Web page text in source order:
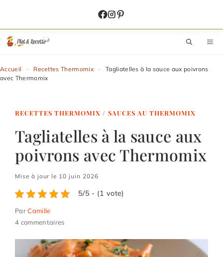
contenu
Accueil - Recettes Thermomix -
Tagliatelles à la sauce aux poivrons
avec Thermomix
RECETTES THERMOMIX / SAUCES AU THERMOMIX
Tagliatelles à la sauce aux
poivrons avec Thermomix
Mise à jour le 10 juin 2026
5/5 - (1 vote)
ParCamille
4 commentaires